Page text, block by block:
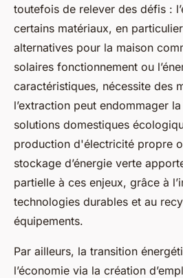
toutefois de relever des défis :
certains matériaux, en
alternatives pour la maison
solaires fonctionnement ou
caractéristiques, nécessite des
l’extraction peut endommager
solutions domestiques
production d'électricité propre
stockage d’énergie verte
partielle à ces enjeux, grâce à
technologies durables et au
équipements.
Par ailleurs, la transition
l’économie via la création